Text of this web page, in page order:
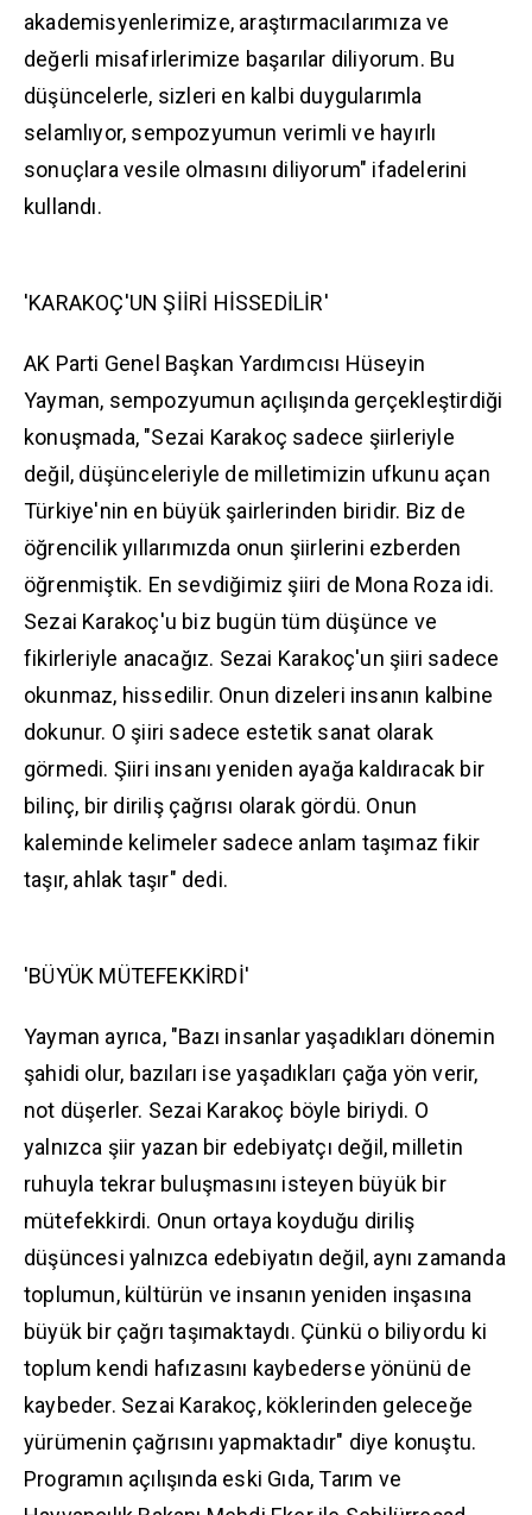
akademisyenlerimize, araştırmacılarımıza ve
değerli misafirlerimize başarılar diliyorum. Bu
düşüncelerle, sizleri en kalbi duygularımla
selamlıyor, sempozyumun verimli ve hayırlı
sonuçlara vesile olmasını diliyorum" ifadelerini
kullandı.
'KARAKOÇ'UN ŞİİRİ HİSSEDİLİR'
AK Parti Genel Başkan Yardımcısı Hüseyin
Yayman, sempozyumun açılışında gerçekleştirdiği
konuşmada, "Sezai Karakoç sadece şiirleriyle
değil, düşünceleriyle de milletimizin ufkunu açan
Türkiye'nin en büyük şairlerinden biridir. Biz de
öğrencilik yıllarımızda onun şiirlerini ezberden
öğrenmiştik. En sevdiğimiz şiiri de Mona Roza idi.
Sezai Karakoç'u biz bugün tüm düşünce ve
fikirleriyle anacağız. Sezai Karakoç'un şiiri sadece
okunmaz, hissedilir. Onun dizeleri insanın kalbine
dokunur. O şiiri sadece estetik sanat olarak
görmedi. Şiiri insanı yeniden ayağa kaldıracak bir
bilinç, bir diriliş çağrısı olarak gördü. Onun
kaleminde kelimeler sadece anlam taşımaz fikir
taşır, ahlak taşır" dedi.
'BÜYÜK MÜTEFEKKİRDİ'
Yayman ayrıca, "Bazı insanlar yaşadıkları dönemin
şahidi olur, bazıları ise yaşadıkları çağa yön verir,
not düşerler. Sezai Karakoç böyle biriydi. O
yalnızca şiir yazan bir edebiyatçı değil, milletin
ruhuyla tekrar buluşmasını isteyen büyük bir
mütefekkirdi. Onun ortaya koyduğu diriliş
düşüncesi yalnızca edebiyatın değil, aynı zamanda
toplumun, kültürün ve insanın yeniden inşasına
büyük bir çağrı taşımaktaydı. Çünkü o biliyordu ki
toplum kendi hafızasını kaybederse yönünü de
kaybeder. Sezai Karakoç, köklerinden geleceğe
yürümenin çağrısını yapmaktadır" diye konuştu.
Programın açılışında eski Gıda, Tarım ve